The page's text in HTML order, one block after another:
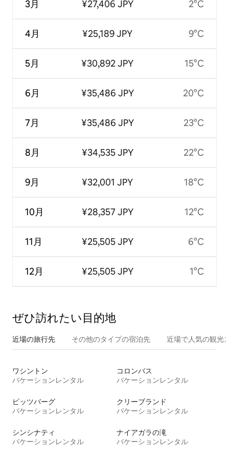
3月
4月
5月
6月
7月
8月
9月
10月
11月
12月
¥27,406 JPY
¥25,189 JPY
¥30,892 JPY
¥35,486 JPY
¥35,486 JPY
¥34,535 JPY
¥32,001 JPY
¥28,357 JPY
¥25,505 JPY
¥25,505 JPY
2°C
9°C
15°C
20°C
23°C
22°C
18°C
12°C
6°C
1°C
ぜひ訪⁠れ⁠た⁠い目⁠的⁠地
近場の旅行先 その他のタ⁠イ⁠プ⁠の宿⁠泊⁠先 近場で人気の観光
ワシントン
バケーションレンタル
コロンバス
バケーションレンタル
ピッツバーグ
バケーションレンタル
クリーブランド
バケーションレンタル
シンシナティ
バケーションレンタル
ナイアガラの滝
バケーションレンタル